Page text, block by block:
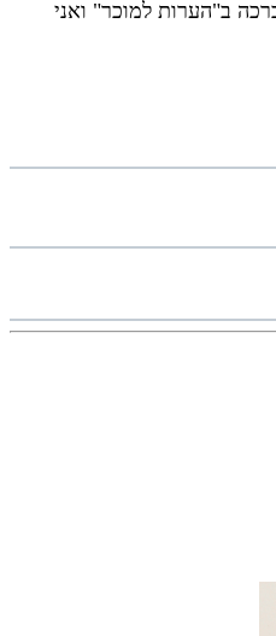
ב"הערות למוכר" ואני